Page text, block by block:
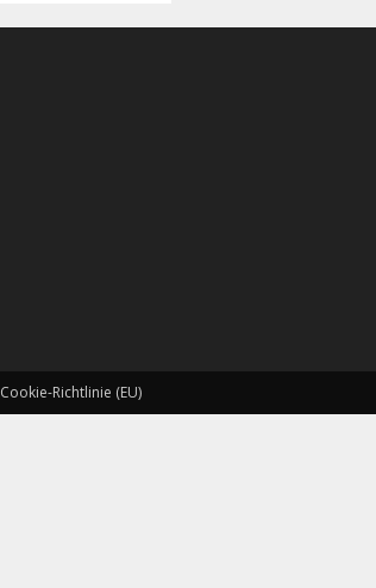
Cookie-Richtlinie (EU)